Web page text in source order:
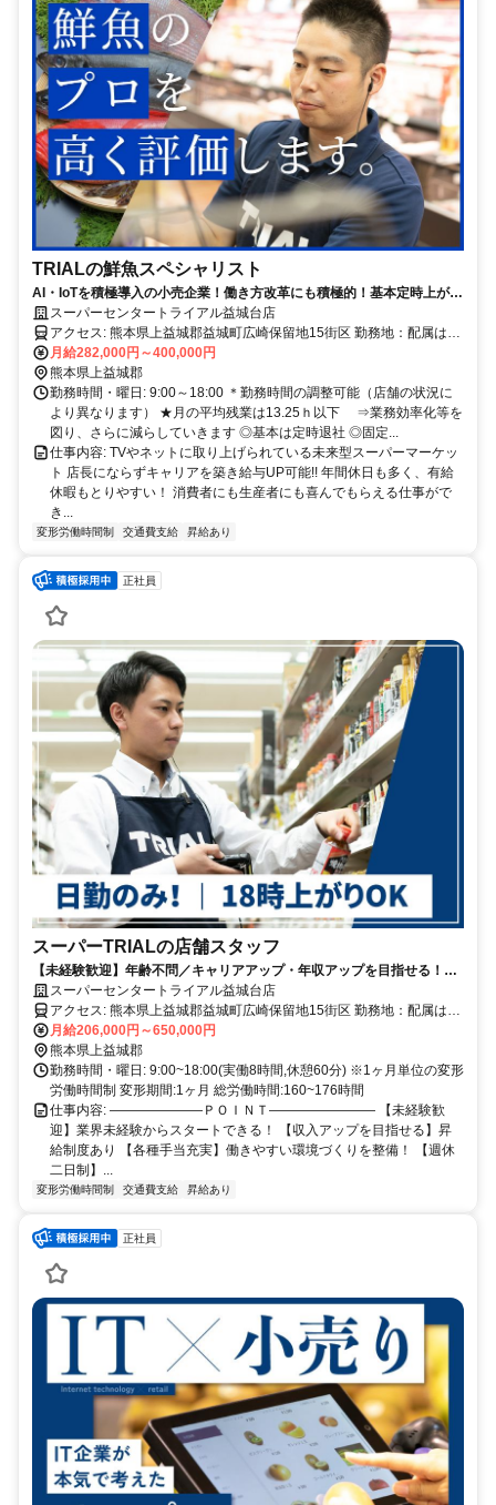
TRIALの鮮魚スペシャリスト
AI・IoTを積極導入の小売企業！働き方改革にも積極的！基本定時上が
り！スーパーセンタートライアル益城台店
アクセス: 熊本県上益城郡益城町広崎保留地15街区 勤務地：配属は所
在地の都道府県 ※初任地は最寄りの店舗又は希望エリアを優先し配
属します。 ※エリア内勤務または全国勤務いずれか希望を選択でき
ます。
月給282,000円～400,000円
熊本県上益城郡
勤務時間・曜日: 9:00～18:00 ＊勤務時間の調整可能（店舗の状況に
より異なります） ★月の平均残業は13.25ｈ以下 ⇒業務効率化等を
図り、さらに減らしていきます ◎基本は定時退社 ◎固定...
仕事内容: TVやネットに取り上げられている未来型スーパーマーケッ
ト 店長にならずキャリアを築き給与UP可能!! 年間休日も多く、有給
休暇もとりやすい！ 消費者にも生産者にも喜んでもらえる仕事がで
き...
変形労働時間制 交通費支給 昇給あり
正社員
スーパーTRIALの店舗スタッフ
【未経験歓迎】年齢不問／キャリアアップ・年収アップを目指せる！／
小売業等の経験が活かせる／週休二日制／昇給・賞与あり／福利厚生充
実
スーパーセンタートライアル益城台店
アクセス: 熊本県上益城郡益城町広崎保留地15街区 勤務地：配属は所
在地の都道府県 ※初任地は最寄りの店舗又は希望エリアを優先し配
属します。 ※エリア内勤務または全国勤務いずれか希望を選択でき
ます。
月給206,000円～650,000円
熊本県上益城郡
勤務時間・曜日: 9:00~18:00(実働8時間,休憩60分) ※1ヶ月単位の変形
労働時間制 変形期間:1ヶ月 総労働時間:160~176時間
仕事内容: ―――――――ＰＯＩＮＴ―――――――― 【未経験歓
迎】業界未経験からスタートできる！ 【収入アップを目指せる】昇
給制度あり 【各種手当充実】働きやすい環境づくりを整備！ 【週休
二日制】...
変形労働時間制 交通費支給 昇給あり
正社員